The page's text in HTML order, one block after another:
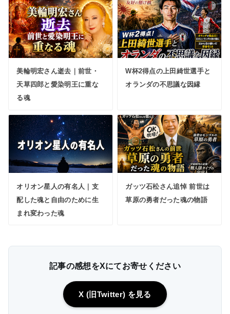
美輪明宏さん逝去｜前世・
天草四郎と愛染明王に重な
る魂
W杯2得点の上田綺世選手と
オランダの不思議な因縁
オリオン星人の有名人｜支
配した魂と自由のために生
まれ変わった魂
ガッツ石松さん追悼 前世は
草原の勇者だった魂の物語
記事の感想をXにてお寄せください
X (旧Twitter) を見る